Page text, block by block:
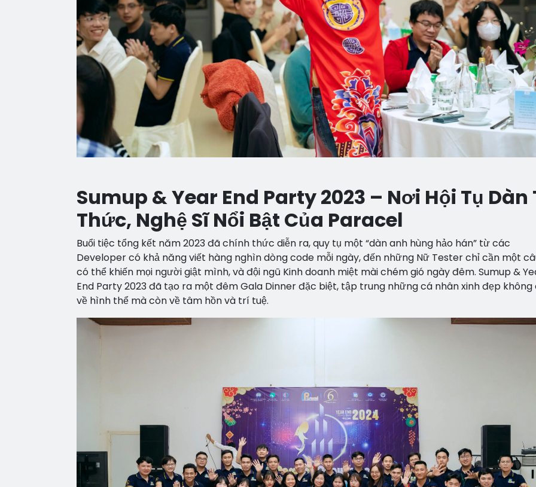
Sumup & Year End Party 2023 – Nơi Hội Tụ Dàn
Thức, Nghệ Sĩ Nổi Bật Của Paracel
Buổi tiệc tổng kết năm 2023 đã chính thức diễn ra, quy tụ một “dàn anh hùng hảo hán” từ các
Developer có khả năng viết hàng nghìn dòng code mỗi ngày, đến những Nữ Tester chỉ cần một
có thể khiến mọi người giật mình, và đội ngũ Kinh doanh miệt mài chém gió ngày đêm. Sumup &
End Party 2023 đã tạo ra một đêm Gala Dinner đặc biệt, tập trung những cá nhân xinh đẹp không
về hình thể mà còn về tâm hồn và trí tuệ.